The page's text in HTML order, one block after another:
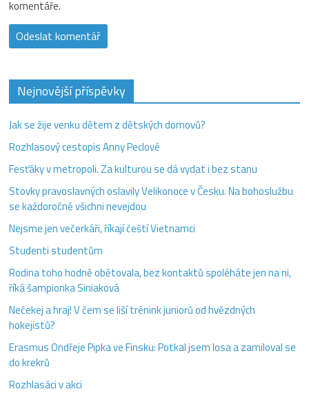
komentáře.
Nejnovější příspěvky
Jak se žije venku dětem z dětských domovů?
Rozhlasový cestopis Anny Peclové
Fesťáky v metropoli. Za kulturou se dá vydat i bez stanu
Stovky pravoslavných oslavily Velikonoce v Česku. Na bohoslužbu
se každoročně všichni nevejdou
Nejsme jen večerkáři, říkají čeští Vietnamci
Studenti studentům
Rodina toho hodně obětovala, bez kontaktů spoléháte jen na ni,
říká šampionka Siniaková
Nečekej a hraj! V čem se liší trénink juniorů od hvězdných
hokejistů?
Erasmus Ondřeje Pipka ve Finsku: Potkal jsem losa a zamiloval se
do krekrů
Rozhlasáci v akci